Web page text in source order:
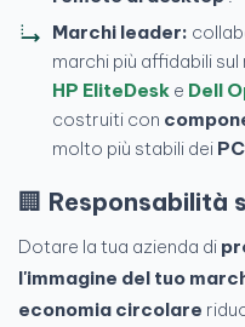
Marchi leader:
marchi più affidabili
HP EliteDesk e Dell
costruiti con
molto più stabili dei
🏢 Responsabilità
Dotare la tua azienda di
l'immagine del tuo
economia circolare